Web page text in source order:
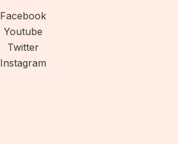
Facebook
Youtube
Twitter
Instagram